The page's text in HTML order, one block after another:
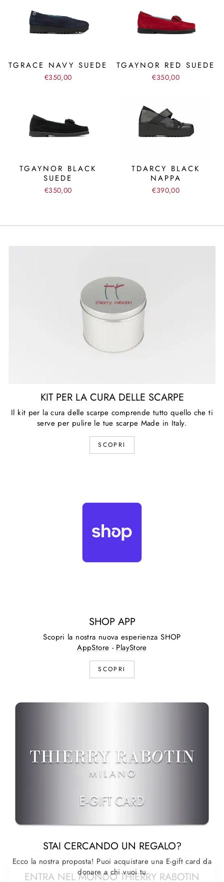
ENTRA NEL MONDO THIERRY RABOTIN
– PRIVATE CLUB ✨
TGRACE NAVY SUEDE
€350,00
TGAYNOR RED SUEDE
€350,00
TGAYNOR BLACK
SUEDE
€350,00
TDARCY BLACK
NAPPA
€390,00
KIT PER LA CURA DELLE SCARPE
Il kit per la cura delle scarpe comprende tutto quello che ti
serve per pulire le tue scarpe Made in Italy.
SCOPRI
SHOP APP
Scopri la nostra nuova esperienza SHOP
AppStore - PlayStore
SCOPRI
STAI CERCANDO UN REGALO?
Ecco la nostra proposta! Puoi acquistare una E-gift card da
donare a chi vuoi tu